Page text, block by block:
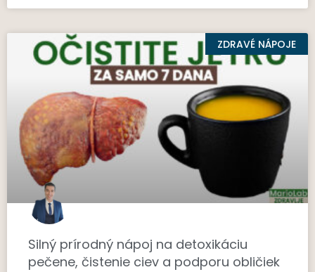
ZDRAVÉ NÁPOJE
Silný prírodný nápoj na detoxikáciu
pečene, čistenie ciev a podporu obličiek